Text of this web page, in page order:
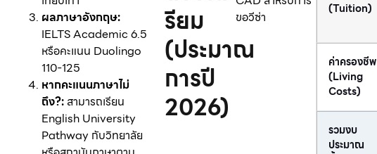
ผลภาษาอังกฤษ:
IELTS Academic 6.5
หรือคะแนน Duolingo
110-125
หากคะแนนภาษาไม่
ถึง?: สามารถเรียน
English University
Pathway กับวิทยาลัย
รียม
(ประมาณ
การปี
2026)
ขอวีซ่า
(Tuition)
ค่าครองชีพ
(Living
Costs)
รวมงบ
ประมาณ